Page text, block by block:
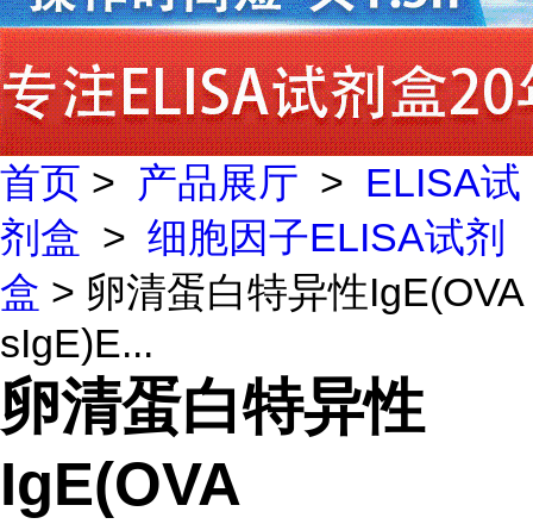
首页 > 产品展厅 > ELISA试
剂盒 > 细胞因子ELISA试剂
盒 > 卵清蛋白特异性IgE(OVA
sIgE)E...
卵清蛋白特异性
IgE(OVA